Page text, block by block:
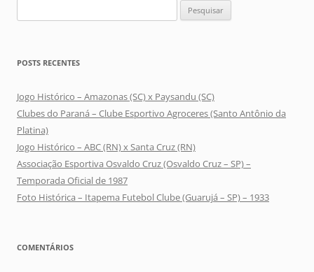
por:
POSTS RECENTES
Jogo Histórico – Amazonas (SC) x Paysandu (SC)
Clubes do Paraná – Clube Esportivo Agroceres (Santo Antônio da
Platina)
Jogo Histórico – ABC (RN) x Santa Cruz (RN)
Associação Esportiva Osvaldo Cruz (Osvaldo Cruz – SP) –
Temporada Oficial de 1987
Foto Histórica – Itapema Futebol Clube (Guarujá – SP) – 1933
COMENTÁRIOS